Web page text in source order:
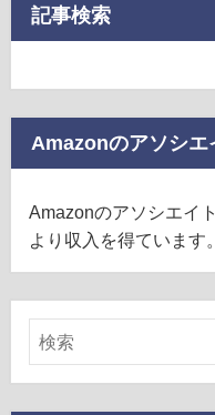
記事検索
Amazonのアソシエ
Amazonのアソシエイ
より収入を得ています。